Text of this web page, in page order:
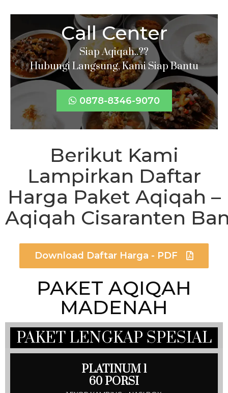
Call Center
Siap Aqiqah..??
Hubungi Langsung, Kami Siap Bantu
0878-8346-9070
Berikut Kami
Lampirkan Daftar
Harga Paket Aqiqah –
Aqiqah Cisaranten
Download Daftar Harga - PDF
PAKET AQIQAH
MADENAH
PAKET LENGKAP SPESIAL
PLATINUM 1
60 PORSI